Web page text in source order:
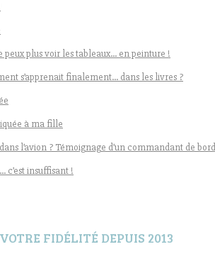
peux plus voir les tableaux… en peinture !
s’apprenait finalement… dans les livres ?
à ma fille
l’avion ? Témoignage d’un commandant de
c’est insuffisant !
FIDÉLITÉ DEPUIS 2013